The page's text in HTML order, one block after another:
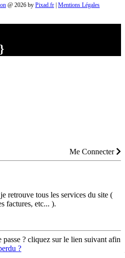
@ 2026 by Pixad.fr | Mentions Légales
Me Connecter
retrouve tous les services du site (
factures, etc... ).
? cliquez sur le lien suivant afin
?